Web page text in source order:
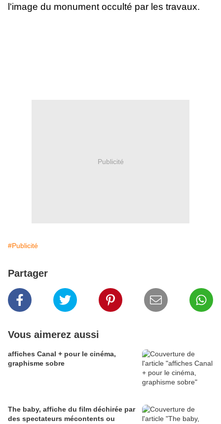
l'image du monument occulté par les travaux.
Publicité
#Publicité
Partager
Vous aimerez aussi
affiches Canal + pour le cinéma,
graphisme sobre
The baby, affiche du film déchirée par
des spectateurs mécontents ou